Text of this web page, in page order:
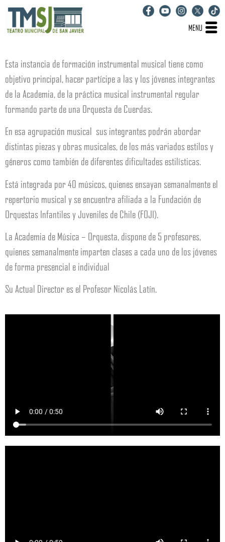
MENU
Esta instancia de formación instrumental musical tiene como
objetivo principal, hacer partícipe a las y los jóvenes integrantes
de la Academia, de la práctica musical instrumental regular
formando parte de una Orquesta de Cuerdas.
En esa agrupación musical sus integrantes podrán abordar
distintas piezas y obras musicales, de los más variados estilos y
géneros como también de diferentes dificultades estilísticas.
Está integrada por 40 músicos, quienes ensayan semanalmente el
repertorio musical y se encuentra afiliada a la Fundación de
Orquestas Infantiles y Juveniles de Chile (FOJI).
La Academia de Música – Orquesta, dispone de 5 profesores,
quienes semanalmente imparten clases a cada uno de los jóvenes
de forma presencial e individual
Su Actual Director es el Profesor Nicolás Latín.